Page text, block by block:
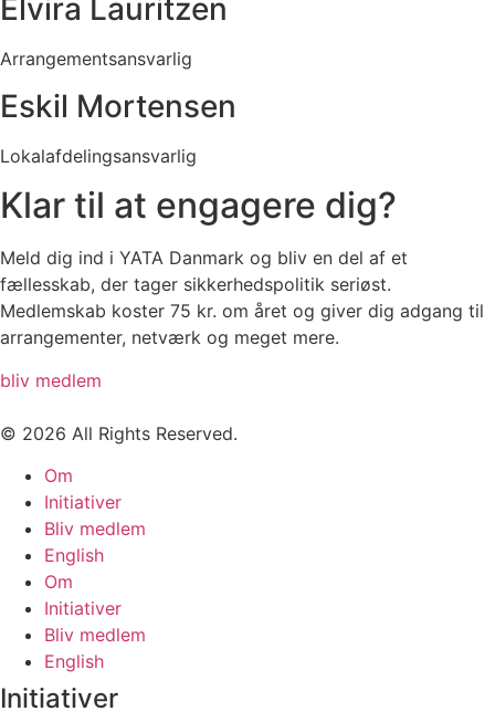
Elvira Lauritzen
Arrangementsansvarlig
Eskil Mortensen
Lokalafdelingsansvarlig
Klar til at engagere dig?
Meld dig ind i YATA Danmark og bliv en del af et
fællesskab, der tager sikkerhedspolitik seriøst.
Medlemskab koster 75 kr. om året og giver dig adgang til
arrangementer, netværk og meget mere.
bliv medlem
© 2026 All Rights Reserved.
Om
Initiativer
Bliv medlem
English
Om
Initiativer
Bliv medlem
English
Initiativer